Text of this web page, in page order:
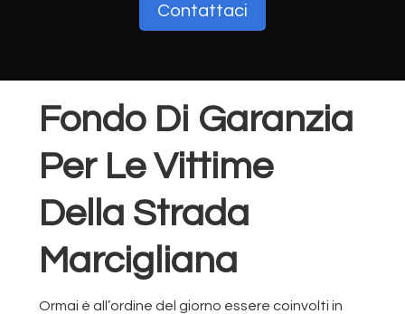
Contattaci
Fondo Di Garanzia
Per Le Vittime
Della Strada
Marcigliana
Ormai è all’ordine del giorno essere coinvolti in